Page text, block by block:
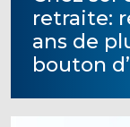
retraite:
ans de
bouton